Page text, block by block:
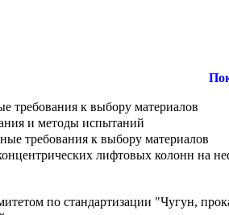
требования к выбору материалов
и методы испытаний
требования к выбору материалов
лифтовых колонн на
по стандартизации "Чугун,